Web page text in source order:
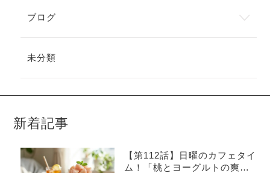
ブログ
未分類
新着記事
【第112話】日曜のカフェタイ
ム！「桃とヨーグルトの爽や